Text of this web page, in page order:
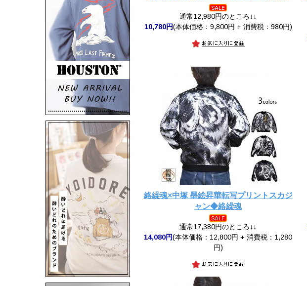
通常12,980円のところ↓↓
10,780円(本体価格：9,800円 + 消費税：980円)
絡繰魂×中塚 墨絵昇華転写プリントスカジ
ャン◆絡繰魂
通常17,380円のところ↓↓
14,080円(本体価格：12,800円 + 消費税：1,280
円)